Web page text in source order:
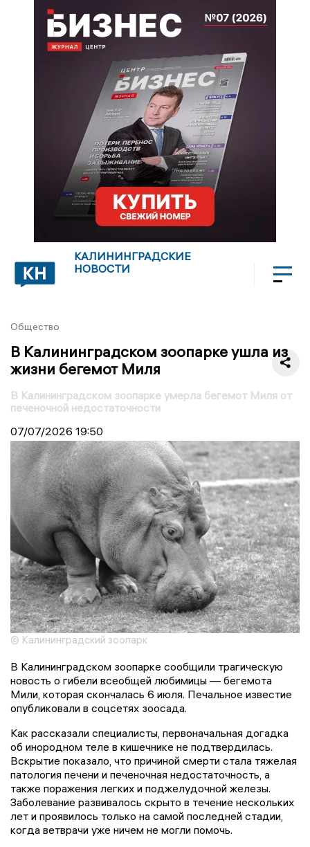
КАЛИНИНГРАДСКИЕ
НОВОСТИ
Общество
В Калининградском зоопарке ушла из
жизни бегемот Миля
В Калининградском зоопарке умерла бегемот Миля от
печеночной недостаточности
07/07/2026 19:50
© Калининградский зоопарк
В Калининградском зоопарке сообщили трагическую
новость о гибели всеобщей любимицы — бегемота
Мили, которая скончалась 6 июля. Печальное известие
опубликовали в соцсетях зоосада.
Как рассказали специалисты, первоначальная догадка
об инородном теле в кишечнике не подтвердилась.
Вскрытие показало, что причиной смерти стала тяжелая
патология печени и печеночная недостаточность, а
также поражения легких и поджелудочной железы.
Заболевание развивалось скрыто в течение нескольких
лет и проявилось только на самой последней стадии,
когда ветврачи уже ничем не могли помочь.